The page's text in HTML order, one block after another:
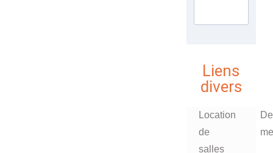
Liens
divers
Location
de
salles